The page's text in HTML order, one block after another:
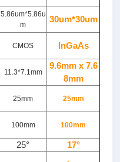
5.86um*5.86u
m
30um*30um
CMOS InGaAs
11.3*7.1mm
9.6mm x 7.6
8mm
25mm 25mm
100mm 100mm
25°
17°